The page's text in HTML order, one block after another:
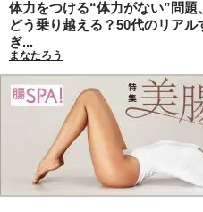
体力をつける“体力がない”問題、
どう乗り越える？50代のリアル
ぎ...
まなたろう